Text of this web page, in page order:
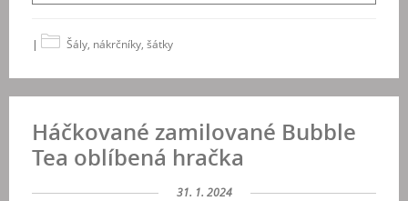
| Šály, nákrčníky, šátky
Háčkované zamilované Bubble
Tea oblíbená hračka
31. 1. 2024